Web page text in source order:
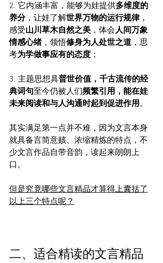
2. 它内涵丰富，能够为娃提供多维度的
养分，让娃了解世界万物的运行规律，
感受山川草木自然之美 ，体会人间万象
情感心绪，领悟修身为人处世之道 ，思
考为学做事应有的态度 ；
3. 主题思想具普世价值，千古流传的经
典词句至今仍被人们频繁引用，能在娃
未来阅读和与人沟通时起到促进作用。
其实满足第一点并不难，因为文言本身
就具备言简意赅、浓缩精炼的特点，不
少文言作品自带音韵，读起来朗朗上
口。
但是究竟哪些文言精品才算得上囊括了
以上三个特点呢？
二、适合精读的文言精品